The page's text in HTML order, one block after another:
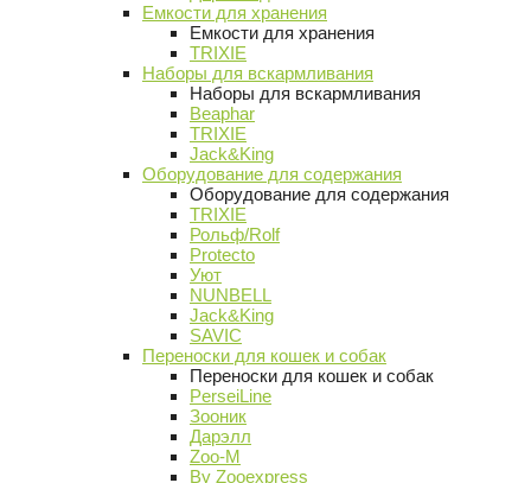
Емкости для хранения
Емкости для хранения
TRIXIE
Наборы для вскармливания
Наборы для вскармливания
Beaphar
TRIXIE
Jack&King
Оборудование для содержания
Оборудование для содержания
TRIXIE
Рольф/Rolf
Protecto
Уют
NUNBELL
Jack&King
SAVIC
Переноски для кошек и собак
Переноски для кошек и собак
PerseiLine
Зооник
Дарэлл
Zoo-M
By Zooexpress